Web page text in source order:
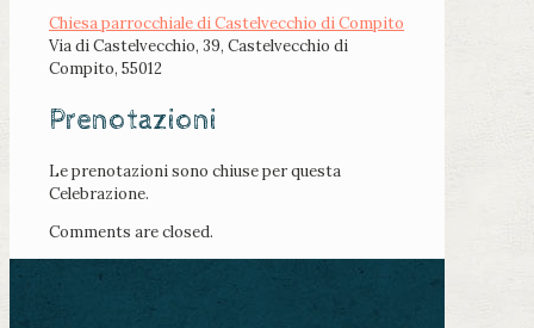
Chiesa parrocchiale di Castelvecchio di Compito
Via di Castelvecchio, 39, Castelvecchio di
Compito, 55012
Prenotazioni
Le prenotazioni sono chiuse per questa
Celebrazione.
Comments are closed.